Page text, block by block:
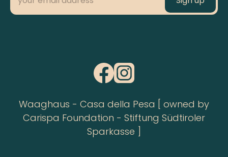
Waaghaus - Casa della Pesa [ owned by
Carispa Foundation - Stiftung Südtiroler
Sparkasse ]